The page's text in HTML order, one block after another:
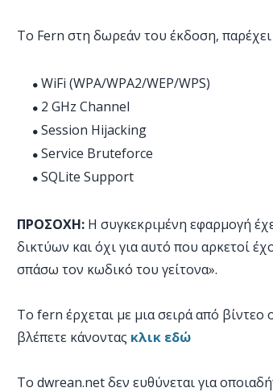
To Fern στη δωρεάν του έκδοση, παρέχει
WiFi (WPA/WPA2/WEP/WPS)
2 GHz Channel
Session Hijacking
Service Bruteforce
SQLite Support
ΠΡΟΣΟΧΗ: Η συγκεκριμένη εφαρμογή
δικτύων και όχι για αυτό που αρκετοί
σπάσω τον κωδικό του γείτονα».
Το fern έρχεται με μια σειρά από
βλέπετε κάνοντας κλικ εδώ
Το dwrean.net δεν ευθύνεται για